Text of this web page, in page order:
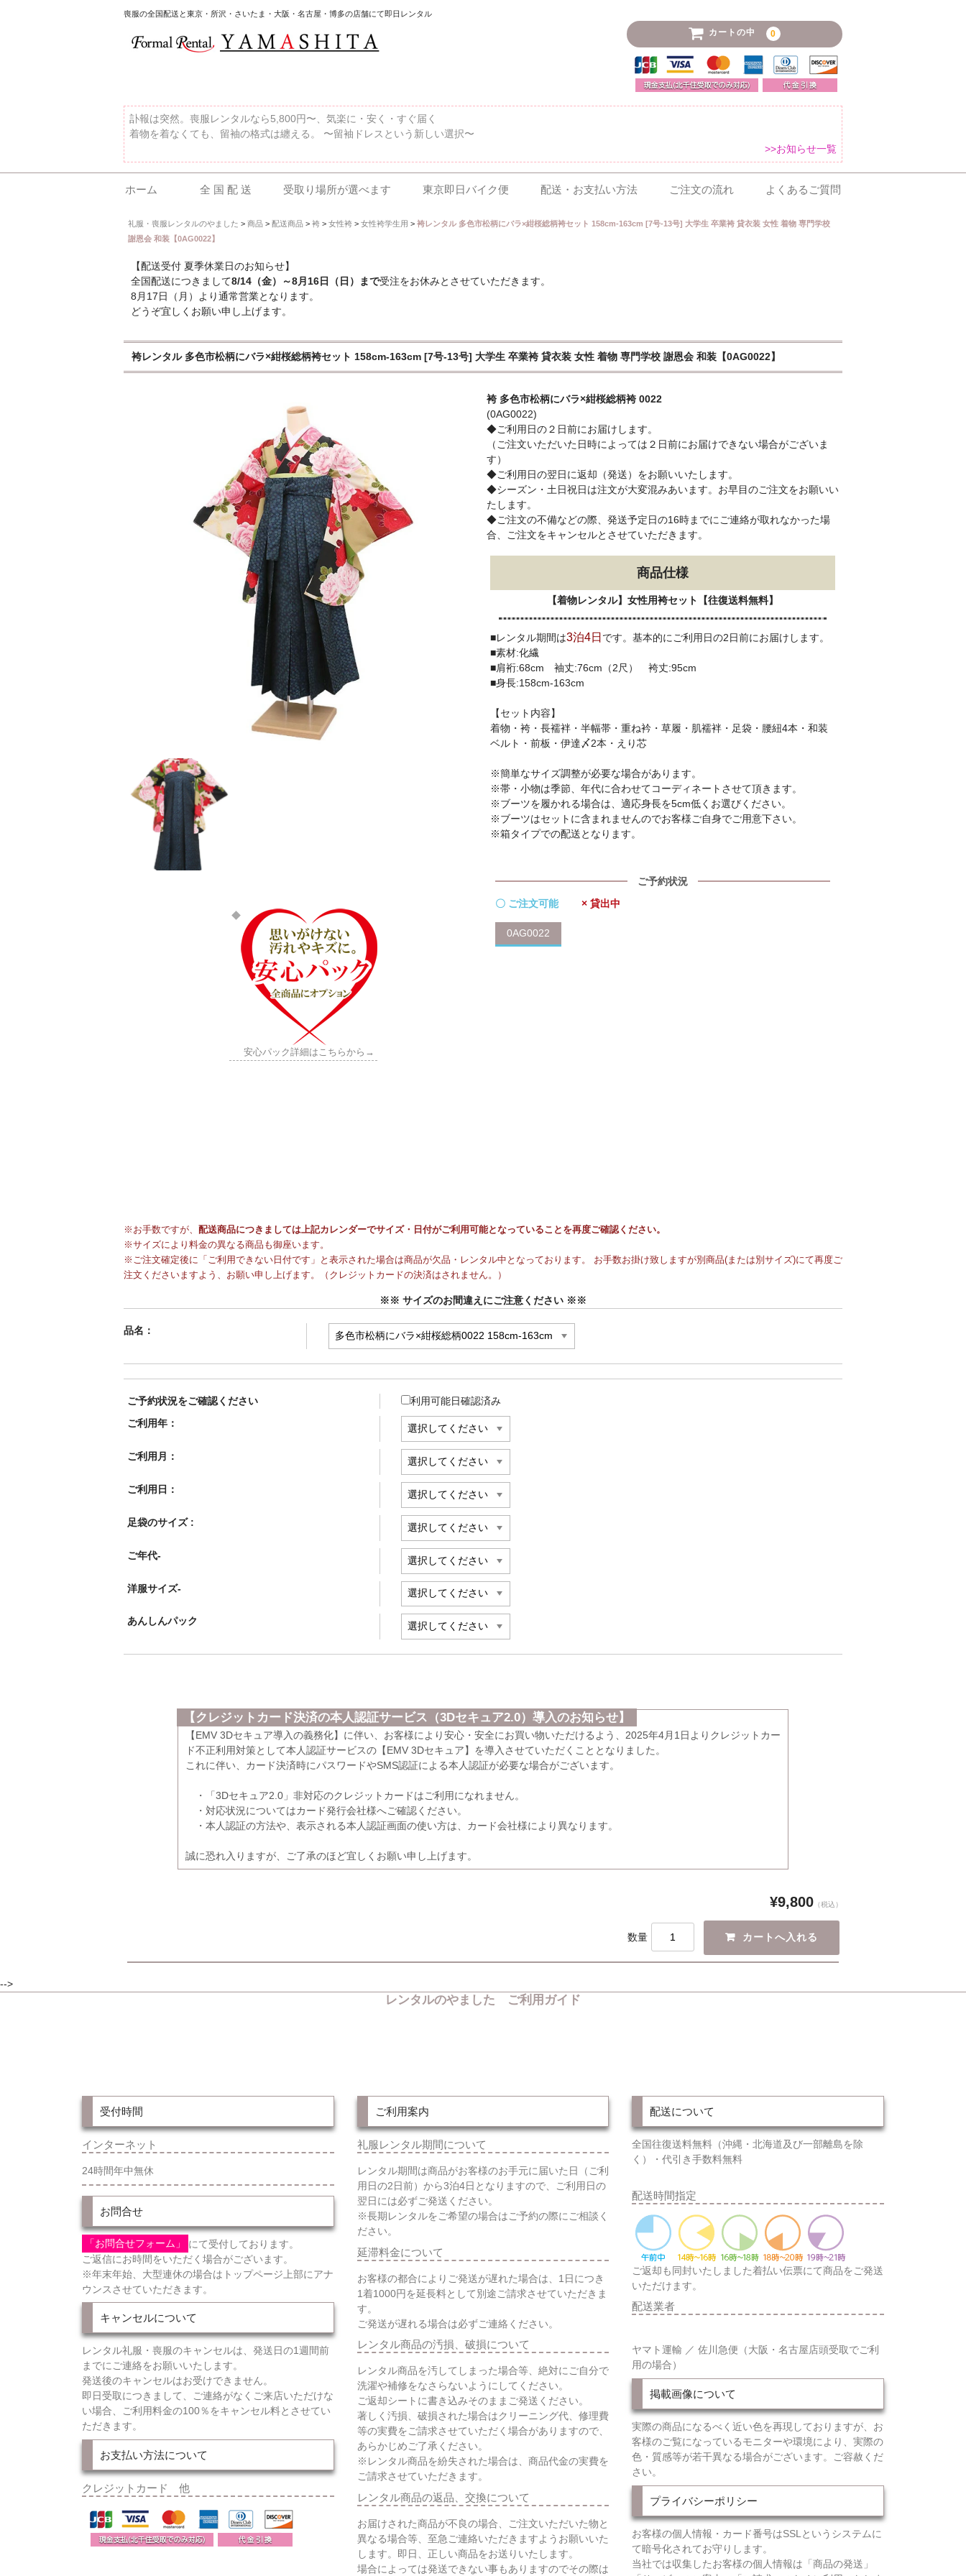
喪服の全国配送と東京・所沢・さいたま・大阪・名古屋・博多の店舗にて即日レンタル
カートの中 0
訃報は突然。喪服レンタルなら5,800円〜、気楽に・安く・すぐ届く
着物を着なくても、留袖の格式は纏える。 〜留袖ドレスという新しい選択〜
>>お知らせ一覧
ホーム 全 国 配 送 受取り場所が選べます 東京即日バイク便 配送・お支払い方法 ご注文の流れ よくあるご質問
礼服・喪服レンタルのやました > 商品> 配送商品> 袴> 女性袴> 女性袴学生用 > 袴レンタル 多色市松柄にバラ×紺桜総柄袴セット 158cm-163cm [7号-13号] 大学生 卒業袴 貸衣装 女性 着物 専門学校
謝恩会 和装【0AG0022】
【配送受付 夏季休業日のお知らせ】
全国配送につきまして8/14（金）～8月16日（日）まで受注をお休みとさせていただきます。
8月17日（月）より通常営業となります。
どうぞ宜しくお願い申し上げます。
袴レンタル 多色市松柄にバラ×紺桜総柄袴セット 158cm-163cm [7号-13号] 大学生 卒業袴 貸衣装 女性 着物 専門学校 謝恩会 和装【0AG0022】
安心パック詳細はこちらから→
袴 多色市松柄にバラ×紺桜総柄袴 0022
(0AG0022)
◆ご利用日の２日前にお届けします。
（ご注文いただいた日時によっては２日前にお届けできない場合がございま
す）
◆ご利用日の翌日に返却（発送）をお願いいたします。
◆シーズン・土日祝日は注文が大変混みあいます。お早目のご注文をお願いい
たします。
◆ご注文の不備などの際、発送予定日の16時までにご連絡が取れなかった場
合、ご注文をキャンセルとさせていただきます。
商品仕様
【着物レンタル】女性用袴セット【往復送料無料】
■レンタル期間は3泊4日 です。基本的にご利用日の2日前にお届けします。
■素材:化繊
■肩裄:68cm 袖丈:76cm（2尺） 袴丈:95cm
■身長:158cm-163cm
【セット内容】
着物・袴・長襦袢・半幅帯・重ね衿・草履・肌襦袢・足袋・腰紐4本・和装
ベルト・前板・伊達〆2本・えり芯
※簡単なサイズ調整が必要な場合があります。
※帯・小物は季節、年代に合わせてコーディネートさせて頂きます。
※ブーツを履かれる場合は、適応身長を5cm低くお選びください。
※ブーツはセットに含まれませんのでお客様ご自身でご用意下さい。
※箱タイプでの配送となります。
ご予約状況
〇 ご注文可能
× 貸出中
0AG0022
※お手数ですが、 配送商品につきましては上記カレンダーでサイズ・日付がご利用可能となっていることを再度ご確認ください。
※サイズにより料金の異なる商品も御座います。
※ご注文確定後に「ご利用できない日付です」と表示された場合は商品が欠品・レンタル中となっております。 お手数お掛け致しますが別商品(または別サイズ)にて再度ご
注文くださいますよう、お願い申し上げます。（クレジットカードの決済はされません。）
※※ サイズのお間違えにご注意ください ※※
品名：
ご予約状況をご確認ください
利用可能日確認済み
ご利用年：
ご利用月：
ご利用日：
足袋のサイズ :
ご年代-
洋服サイズ-
あんしんパック
【クレジットカード決済の本人認証サービス（3Dセキュア2.0）導入のお知らせ】
【EMV 3Dセキュア導入の義務化】に伴い、お客様により安心・安全にお買い物いただけるよう、2025年4月1日よりクレジットカー
ド不正利用対策として本人認証サービスの【EMV 3Dセキュア】を導入させていただくこととなりました。
これに伴い、カード決済時にパスワードやSMS認証による本人認証が必要な場合がございます。
・「3Dセキュア2.0」非対応のクレジットカードはご利用になれません。
・対応状況についてはカード発行会社様へご確認ください。
・本人認証の方法や、表示される本人認証画面の使い方は、カード会社様により異なります。
誠に恐れ入りますが、ご了承のほど宜しくお願い申し上げます。
¥9,800 （税込）
数量
-->
レンタルのやました ご利用ガイド
受付時間
インターネット
24時間年中無休
お問合せ
「お問合せフォーム」
にて受付しております。
ご返信にお時間をいただく場合がございます。
※年末年始、大型連休の場合はトップページ上部にアナ
ウンスさせていただきます。
キャンセルについて
レンタル礼服・喪服のキャンセルは、発送日の1週間前
までにご連絡をお願いいたします。
発送後のキャンセルはお受けできません。
即日受取につきまして、ご連絡がなくご来店いただけな
い場合、ご利用料金の100％をキャンセル料とさせてい
ただきます。
お支払い方法について
クレジットカード 他
ご利用案内
礼服レンタル期間について
レンタル期間は商品がお客様のお手元に届いた日（ご利
用日の2日前）から3泊4日となりますので、ご利用日の
翌日には必ずご発送ください。
※長期レンタルをご希望の場合はご予約の際にご相談く
ださい。
延滞料金について
お客様の都合によりご発送が遅れた場合は、1日につき
1着1000円を延長料として別途ご請求させていただきま
す。
ご発送が遅れる場合は必ずご連絡ください。
レンタル商品の汚損、破損について
レンタル商品を汚してしまった場合等、絶対にご自分で
洗濯や補修をなさらないようにしてください。
ご返却シートに書き込みそのままご発送ください。
著しく汚損、破損された場合はクリーニング代、修理費
等の実費をご請求させていただく場合がありますので、
あらかじめご了承ください。
※レンタル商品を紛失された場合は、商品代金の実費を
ご請求させていただきます。
レンタル商品の返品、交換について
お届けされた商品が不良の場合、ご注文いただいた物と
異なる場合等、至急ご連絡いただきますようお願いいた
します。即日、正しい商品をお送りいたします。
場合によっては発送できない事もありますのでその際は
配送について
全国往復送料無料（沖縄・北海道及び一部離島を除
く）・代引き手数料無料
配送時間指定
ご返却も同封いたしました着払い伝票にて商品をご発送
いただけます。
配送業者
ヤマト運輸 ／ 佐川急便（大阪・名古屋店頭受取でご利
用の場合）
掲載画像について
実際の商品になるべく近い色を再現しておりますが、お
客様のご覧になっているモニターや環境により、実際の
色・質感等が若干異なる場合がございます。ご容赦くだ
さい。
プライバシーポリシー
お客様の個人情報・カード番号はSSLというシステムに
て暗号化されてお守りします。
当社では収集したお客様の個人情報は「商品の発送」